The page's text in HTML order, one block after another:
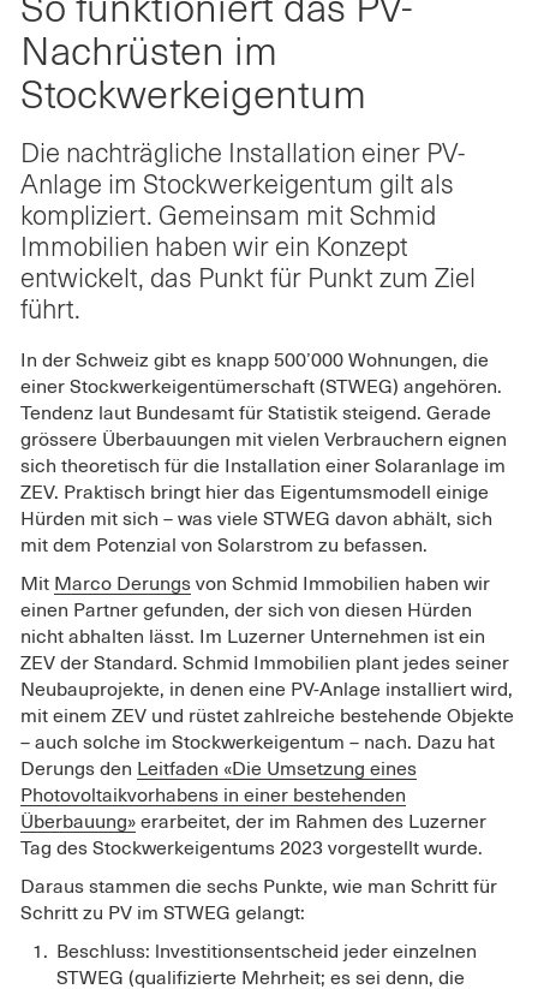
Nachrüsten
auf
teilen
PV-
FacebookLinkedIn
So funktioniert das PV-
Nachrüsten im
Stockwerkeigentum
Die nachträgliche Installation einer PV-
Anlage im Stockwerkeigentum gilt als
kompliziert. Gemeinsam mit Schmid
Immobilien haben wir ein Konzept
entwickelt, das Punkt für Punkt zum Ziel
führt.
In der Schweiz gibt es knapp 500’000 Wohnungen, die
einer Stockwerkeigentümerschaft (STWEG) angehören.
Tendenz laut Bundesamt für Statistik steigend. Gerade
grössere Überbauungen mit vielen Verbrauchern eignen
sich theoretisch für die Installation einer Solaranlage im
ZEV. Praktisch bringt hier das Eigentumsmodell einige
Hürden mit sich – was viele STWEG davon abhält, sich
mit dem Potenzial von Solarstrom zu befassen.
Mit Marco Derungs von Schmid Immobilien haben wir
einen Partner gefunden, der sich von diesen Hürden
nicht abhalten lässt. Im Luzerner Unternehmen ist ein
ZEV der Standard. Schmid Immobilien plant jedes seiner
Neubauprojekte, in denen eine PV-Anlage installiert wird,
mit einem ZEV und rüstet zahlreiche bestehende Objekte
– auch solche im Stockwerkeigentum – nach. Dazu hat
Derungs den Leitfaden «Die Umsetzung eines
Photovoltaikvorhabens in einer bestehenden
Überbauung» erarbeitet, der im Rahmen des Luzerner
Tag des Stockwerkeigentums 2023 vorgestellt wurde.
Daraus stammen die sechs Punkte, wie man Schritt für
Schritt zu PV im STWEG gelangt:
Beschluss: lnvestitionsentscheid jeder einzelnen
STWEG (qualifizierte Mehrheit; es sei denn, die